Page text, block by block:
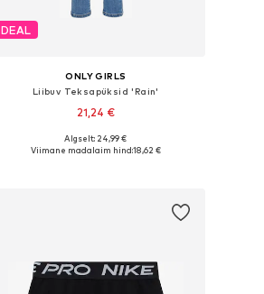
DEAL
ONLY GIRLS
Liibuv Teksapüksid 'Rain'
21,24 €
Saadaval erinevates suurustes
Algselt: 24,99 €
Viimane madalaim hind:18,62 €